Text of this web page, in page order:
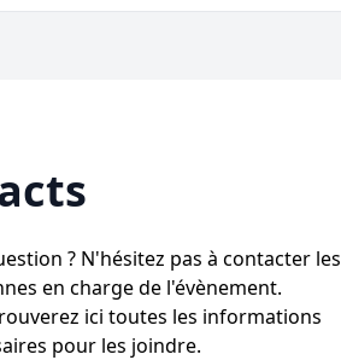
? N'hésitez pas à contacter les
en charge de l'évènement.
ici toutes les informations
pour les joindre.